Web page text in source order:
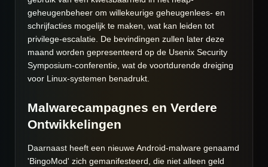
geheugenbeheer om willekeurige geheugenlees- en
schrijfacties mogelijk te maken, wat kan leiden tot
privilege-escalatie. De bevindingen zullen later deze
maand worden gepresenteerd op de Usenix Security
Symposium-conferentie, wat de voortdurende dreiging
voor Linux-systemen benadrukt.
Malwarecampagnes en Verdere
Ontwikkelingen
Daarnaast heeft een nieuwe Android-malware genaamd
'BingoMod' zich gemanifesteerd, die niet alleen geld